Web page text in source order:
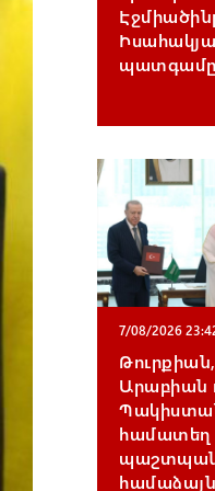
պատգամը
7/08/2026
Արաբիան
համատեղ